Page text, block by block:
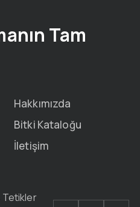
Tam
Hakkımızda
Bitki Kataloğu
İletişim
Tetikler